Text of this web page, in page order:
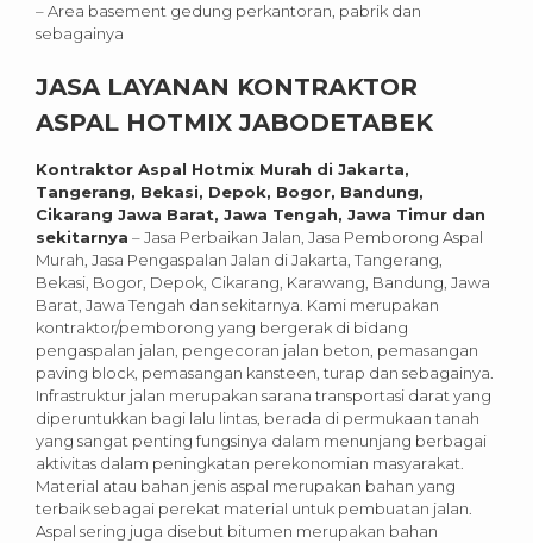
– Area basement gedung perkantoran, pabrik dan
sebagainya
JASA LAYANAN KONTRAKTOR
ASPAL HOTMIX JABODETABEK
Kontraktor Aspal Hotmix Murah di Jakarta,
Tangerang, Bekasi, Depok, Bogor, Bandung,
Cikarang Jawa Barat, Jawa Tengah, Jawa Timur dan
sekitarnya – Jasa Perbaikan Jalan, Jasa Pemborong Aspal
Murah, Jasa Pengaspalan Jalan di Jakarta, Tangerang,
Bekasi, Bogor, Depok, Cikarang, Karawang, Bandung, Jawa
Barat, Jawa Tengah dan sekitarnya. Kami merupakan
kontraktor/pemborong yang bergerak di bidang
pengaspalan jalan, pengecoran jalan beton, pemasangan
paving block, pemasangan kansteen, turap dan sebagainya.
Infrastruktur jalan merupakan sarana transportasi darat yang
diperuntukkan bagi lalu lintas, berada di permukaan tanah
yang sangat penting fungsinya dalam menunjang berbagai
aktivitas dalam peningkatan perekonomian masyarakat.
Material atau bahan jenis aspal merupakan bahan yang
terbaik sebagai perekat material untuk pembuatan jalan.
Aspal sering juga disebut bitumen merupakan bahan